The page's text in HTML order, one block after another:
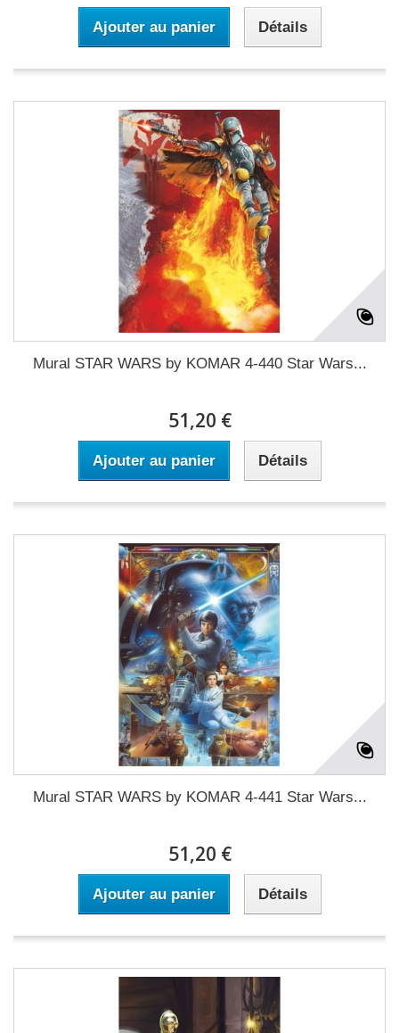
Ajouter au panier Détails
Mural STAR WARS by KOMAR 4-440 Star Wars...
51,20 €
Ajouter au panier Détails
Mural STAR WARS by KOMAR 4-441 Star Wars...
51,20 €
Ajouter au panier Détails